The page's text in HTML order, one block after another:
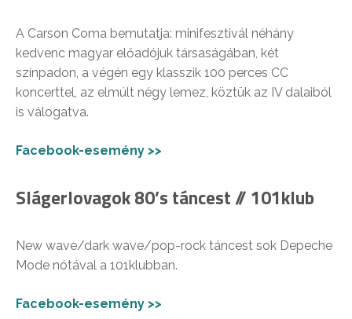
A Carson Coma bemutatja: minifesztivál néhány
kedvenc magyar előadójuk társaságában, két
színpadon, a végén egy klasszik 100 perces CC
koncerttel, az elmúlt négy lemez, köztük az IV dalaiból
is válogatva.
Facebook-esemény >>
Slágerlovagok 80’s táncest // 101klub
New wave/dark wave/pop-rock táncest sok Depeche
Mode nótával a 101klubban.
Facebook-esemény >>